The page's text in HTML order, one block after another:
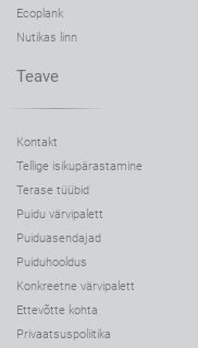
Ecoplank
Nutikas linn
Teave
Kontakt
Tellige isikupärastamine
Terase tüübid
Puidu värvipalett
Puiduasendajad
Puiduhooldus
Konkreetne värvipalett
Ettevõtte kohta
Privaatsuspoliitika